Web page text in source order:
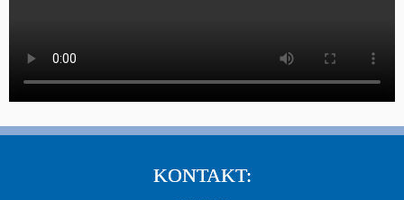
KONTAKT: